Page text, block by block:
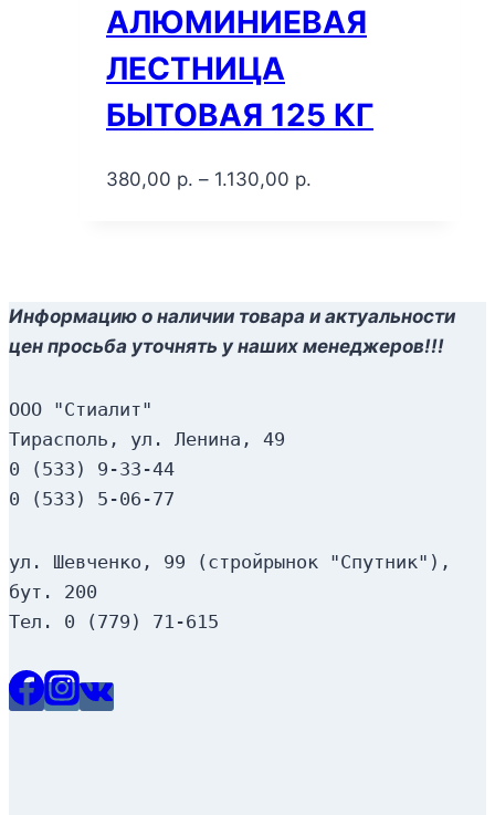
АЛЮМИНИЕВАЯ
ЛЕСТНИЦА
БЫТОВАЯ 125 КГ
380,00 р. – 1.130,00 р.
Информацию о наличии товара и актуальности
цен просьба уточнять у наших менеджеров!!!
ООО "Стиалит"
Тирасполь, ул. Ленина, 49
0 (533) 9-33-44
0 (533) 5-06-77
ул. Шевченко, 99 (стройрынок "Спутник"),
бут. 200
Тел. 0 (779) 71-615